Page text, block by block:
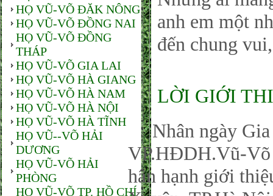
HỌ VŨ-VÕ ĐĂK NÔNG
HỌ VŨ-VÕ ĐỒNG NAI
HỌ VŨ-VÕ ĐỒNG
THÁP
HỌ VŨ-VÕ GIA LAI
HỌ VŨ-VÕ HÀ GIANG
HỌ VŨ-VÕ HÀ NAM
HỌ VŨ-VÕ HÀ NỘI
HỌ VŨ-VÕ HÀ TĨNH
HỌ VŨ--VÕ HẢI
DƯƠNG
HỌ VŨ-VÕ HẢI
PHÒNG
HỌ VŨ-VÕ TP. HỒ CHÍ
anh em một
đến chung
LỜI GIỚI
Nhân ngày Gia
VP.HĐDH.Vũ-Võ
hân hạnh giới